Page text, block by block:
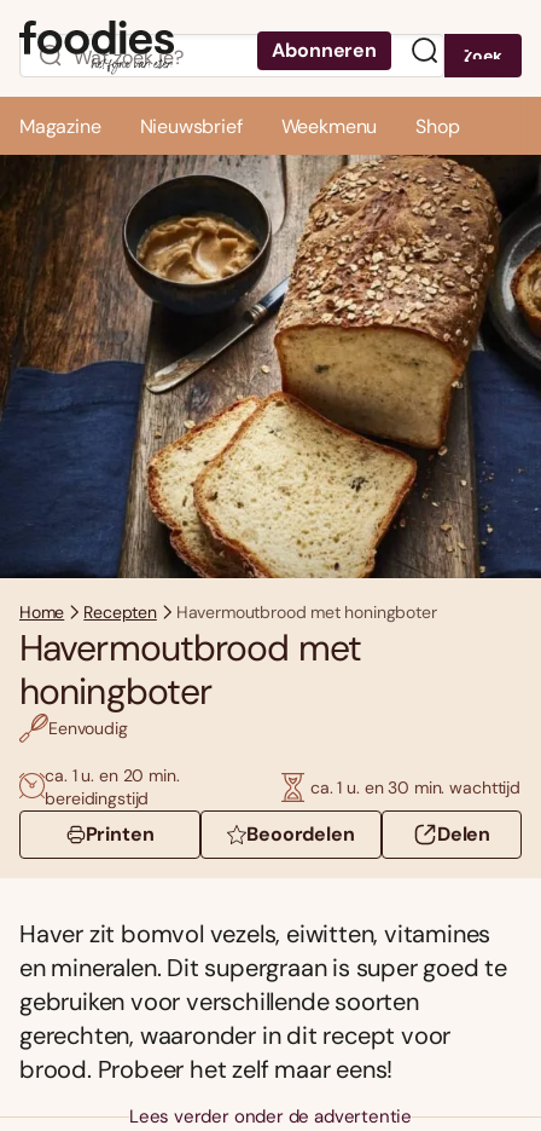
Abonneren Zoek
Magazine Nieuwsbrief Weekmenu Shop
Home Recepten Havermoutbrood met honingboter
Havermoutbrood met
honingboter
Eenvoudig
ca. 1 u. en 20 min.
bereidingstijd
ca. 1 u. en 30 min. wachttijd
Printen Beoordelen Delen
Haver zit bomvol vezels, eiwitten, vitamines
en mineralen. Dit supergraan is super goed te
gebruiken voor verschillende soorten
gerechten, waaronder in dit recept voor
brood. Probeer het zelf maar eens!
Lees verder onder de advertentie